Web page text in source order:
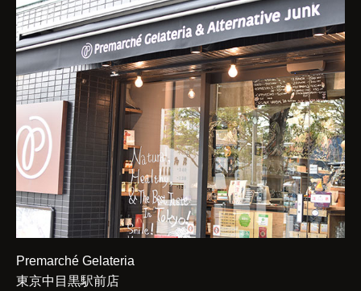
Premarché Gelateria
東京中目黒駅前店